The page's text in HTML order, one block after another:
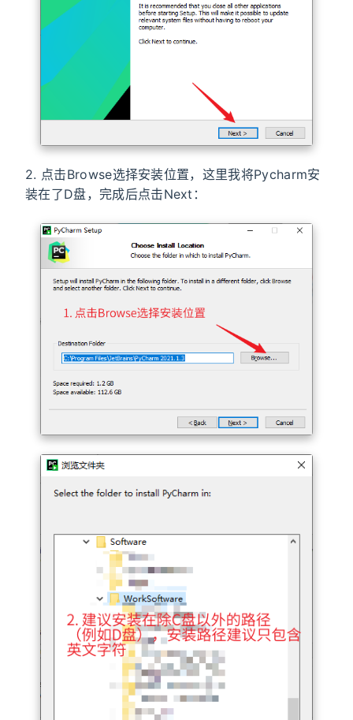
2. 点击Browse选择安装位置，这里我将Pycharm安
装在了D盘，完成后点击Next：